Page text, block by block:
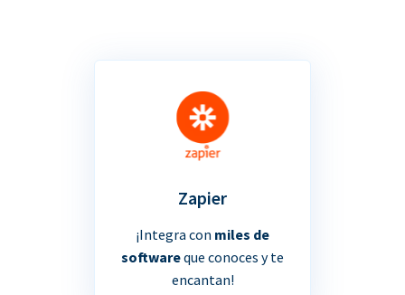
Zapier
¡Integra con miles de
softwareque conoces y te
encantan!